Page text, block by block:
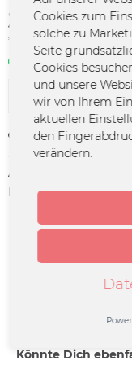
34,40 € *
*inkl. MwSt.zzgl.
Sofort verfügbar |
Merken
Artikel-Nr.:
Herstellerinfo:
19:00 Beginn: 20:00
Könnte Dich
Cookies zum
solche zu
Seite
Cookies
und unsere
wir von Ihrem
aktuellen
den
verändern.